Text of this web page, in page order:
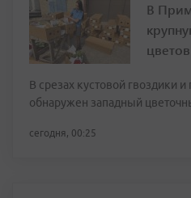
В
В срезах кустовой гвоздики
обнаружен западный
сегодня, 00:25